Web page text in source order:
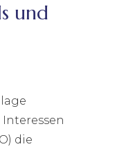
und
die